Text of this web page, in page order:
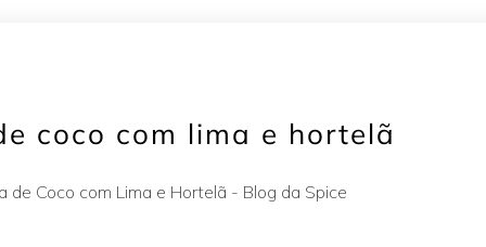
coco com lima e hortelã